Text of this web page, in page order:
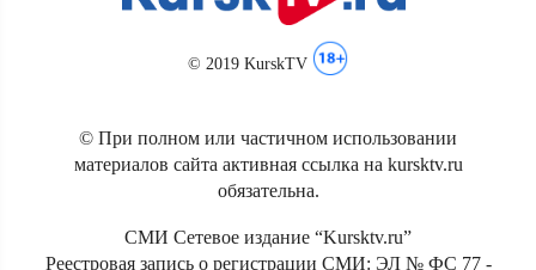
© 2019 KurskTV
© При полном или частичном использовании
материалов сайта активная ссылка на kursktv.ru
обязательна.
СМИ Сетевое издание “Kursktv.ru”
Реестровая запись о регистрации СМИ: ЭЛ № ФС 77 -